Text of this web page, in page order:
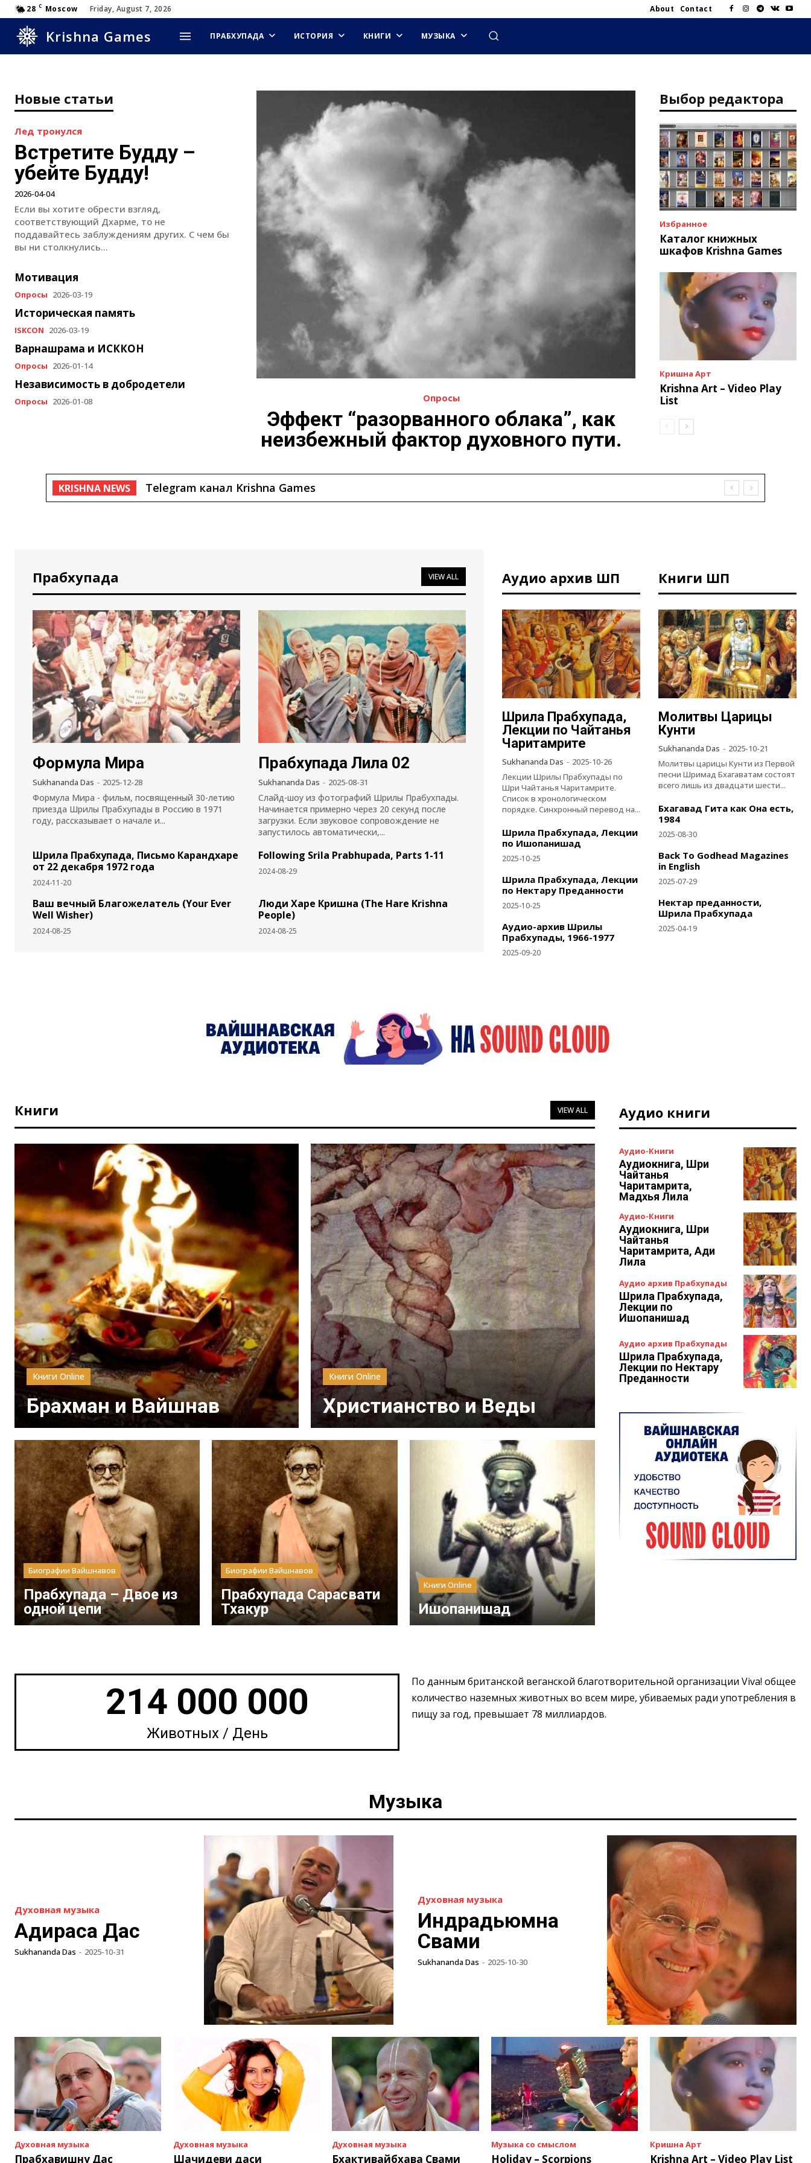
28 C Moscow Friday, August 7, 2026 About Contact
Krishna Games ПРАБХУПАДА ИСТОРИЯ КНИГИ МУЗЫКА
Новые статьи
Лед тронулся
Встретите Будду –
убейте Будду!
2026-04-04
Если вы хотите обрести взгляд,
соответствующий Дхарме, то не
поддавайтесь заблуждениям других. С чем бы
вы ни столкнулись...
Мотивация
Опросы 2026-03-19
Историческая память
ISKCON 2026-03-19
Варнашрама и ИСККОН
Опросы 2026-01-14
Независимость в добродетели
Опросы 2026-01-08 Опросы
Эффект “разорванного облака”, как
неизбежный фактор духовного пути.
Выбор редактора
Избранное
Каталог книжных
шкафов Krishna Games
Кришна Арт
Krishna Art – Video Play
List
KRISHNA NEWS Публичная Аудиотека Krishna Games на SoundCloud
Прабхупада VIEW ALL
Формула Мира
Sukhananda Das - 2025-12-28
Формула Мира - фильм, посвященный 30-летию
приезда Шрилы Прабхупады в Россию в 1971
году, рассказывает о начале и...
Прабхупада Лила 02
Sukhananda Das - 2025-08-31
Слайд-шоу из фотографий Шрилы Прабухпады.
Начинается примерно через 20 секунд после
загрузки. Если звуковое сопровождение не
запустилось автоматически,...
Шрила Прабхупада, Письмо Карандхаре
от 22 декабря 1972 года
2024-11-20
Following Srila Prabhupada, Parts 1-11
2024-08-29
Ваш вечный Благожелатель (Your Ever
Well Wisher)
2024-08-25
Люди Харе Кришна (The Hare Krishna
People)
2024-08-25
Аудио архив ШП
Шрила Прабхупада,
Лекции по Чайтанья
Чаритамрите
Sukhananda Das - 2025-10-26
Лекции Шрилы Прабхупады по
Шри Чайтанья Чаритамрите.
Список в хронологическом
порядке. Синхронный перевод на...
Шрила Прабхупада, Лекции
по Ишопанишад
2025-10-25
Шрила Прабхупада, Лекции
по Нектару Преданности
2025-10-25
Аудио-архив Шрилы
Прабхупады, 1966-1977
2025-09-20
Книги ШП
Молитвы Царицы
Кунти
Sukhananda Das - 2025-10-21
Молитвы царицы Кунти из Первой
песни Шримад Бхагаватам состоят
всего лишь из двадцати шести...
Бхагавад Гита как Она есть,
1984
2025-08-30
Back To Godhead Magazines
in English
2025-07-29
Нектар преданности,
Шрила Прабхупада
2025-04-19
Книги VIEW ALL
Книги Online
Брахман и Вайшнав
Книги Online
Христианство и Веды
Биографии Вайшнавов
Прабхупада – Двое из
одной цепи
Биографии Вайшнавов
Прабхупада Сарасвати
Тхакур
Книги Online
Ишопанишад
Аудио книги
Аудио-Книги
Аудиокнига, Шри
Чайтанья
Чаритамрита,
Мадхья Лила
Аудио-Книги
Аудиокнига, Шри
Чайтанья
Чаритамрита, Ади
Лила
Аудио архив Прабхупады
Шрила Прабхупада,
Лекции по
Ишопанишад
Аудио архив Прабхупады
Шрила Прабхупада,
Лекции по Нектару
Преданности
214 000 000
Животных / День
По данным британской веганской благотворительной организации Viva! общее
количество наземных животных во всем мире, убиваемых ради употребления в
пищу за год, превышает 78 миллиардов.
Музыка
Духовная музыка
Адираса Дас
Sukhananda Das - 2025-10-31
Духовная музыка
Индрадьюмна
Свами
Sukhananda Das - 2025-10-30
Духовная музыка
Прабхавишну Дас
Духовная музыка
Шачидеви даси
Духовная музыка
Бхактивайбхава Свами
Музыка со смыслом
Holiday – Scorpions
Кришна Арт
Krishna Art – Video Play List